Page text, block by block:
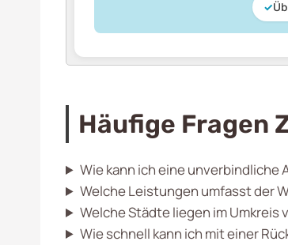
✓
Häufige Fragen
Wie kann ich eine
Welche Leistungen umfasst der
Welche Städte liegen im Umkreis
Wie schnell kann ich mit einer